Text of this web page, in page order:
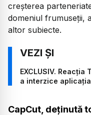
creșterea
domeniul frumuseții,
altor subiecte.
EXCLUSIV.
a interzice
CapCut, deținută